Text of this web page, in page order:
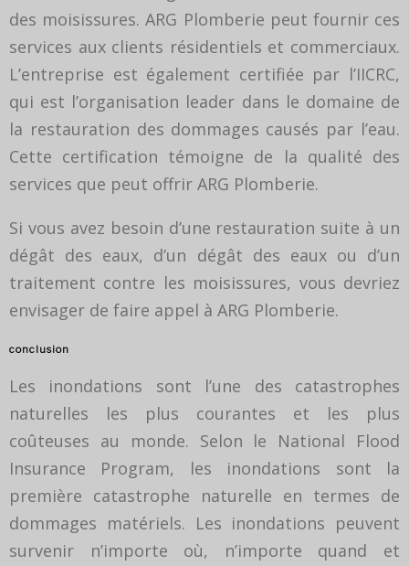
des moisissures. ARG Plomberie peut fournir ces
services aux clients résidentiels et commerciaux.
L’entreprise est également certifiée par l’IICRC,
qui est l’organisation leader dans le domaine de
la restauration des dommages causés par l’eau.
Cette certification témoigne de la qualité des
services que peut offrir ARG Plomberie.
Si vous avez besoin d’une restauration suite à un
dégât des eaux, d’un dégât des eaux ou d’un
traitement contre les moisissures, vous devriez
envisager de faire appel à ARG Plomberie.
conclusion
Les inondations sont l’une des catastrophes
naturelles les plus courantes et les plus
coûteuses au monde. Selon le National Flood
Insurance Program, les inondations sont la
première catastrophe naturelle en termes de
dommages matériels. Les inondations peuvent
survenir n’importe où, n’importe quand et